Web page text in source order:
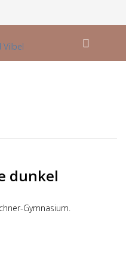
dunkel
Gymnasium.